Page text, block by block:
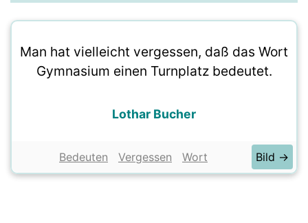
Man hat vielleicht vergessen, daß das Wort
Gymnasium einen Turnplatz bedeutet.
Lothar Bucher
Bedeuten Vergessen Wort Bild →